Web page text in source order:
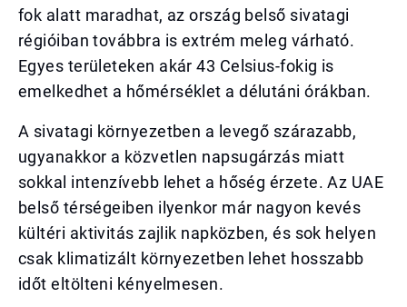
fok alatt maradhat, az ország belső sivatagi
régióiban továbbra is extrém meleg várható.
Egyes területeken akár 43 Celsius-fokig is
emelkedhet a hőmérséklet a délutáni órákban.
A sivatagi környezetben a levegő szárazabb,
ugyanakkor a közvetlen napsugárzás miatt
sokkal intenzívebb lehet a hőség érzete. Az UAE
belső térségeiben ilyenkor már nagyon kevés
kültéri aktivitás zajlik napközben, és sok helyen
csak klimatizált környezetben lehet hosszabb
időt eltölteni kényelmesen.